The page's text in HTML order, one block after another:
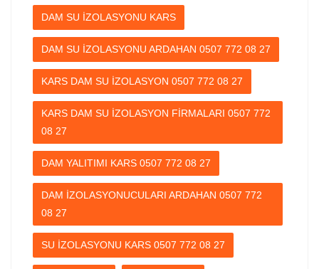
DAM SU İZOLASYONU KARS
DAM SU İZOLASYONU ARDAHAN 0507 772 08 27
KARS DAM SU İZOLASYON 0507 772 08 27
KARS DAM SU İZOLASYON FİRMALARI 0507 772
08 27
DAM YALITIMI KARS 0507 772 08 27
DAM İZOLASYONUCULARI ARDAHAN 0507 772
08 27
SU İZOLASYONU KARS 0507 772 08 27